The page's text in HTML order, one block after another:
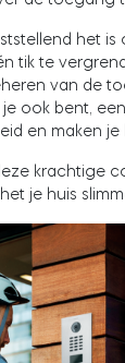
het is
tik te
van de
je ook bent,
en maken je
krachtige
je huis